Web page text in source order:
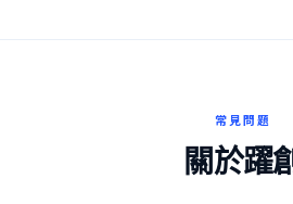
常見問題
關於躍